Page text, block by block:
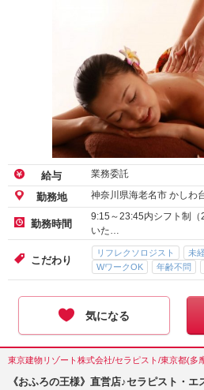
給与 業務委託
勤務地 神奈川県海老名市 かしわ
勤務時間
9:15～23:45内シフト制（22:45受
いた…
こだわり
リフレクソロジスト 未
WワークOK
年齢不問
気になる
東京建物リゾート株式会社/セラピスト/東京都(多
《おふろの王様》直営店♪セラピスト・